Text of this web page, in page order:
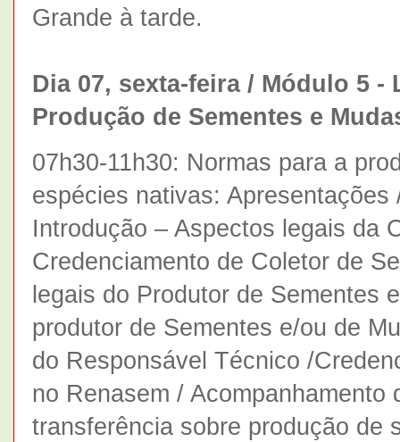
Grande à tarde.
Dia 07, sexta-feira / Módulo 5
Produção de Sementes e
07h30-11h30: Normas para a
espécies nativas:
Introdução – Aspectos legais da
Credenciamento de Coletor de
legais do Produtor de Sementes
produtor de Sementes e/ou de
do Responsável Técnico /
no Renasem /
transferência sobre produção de